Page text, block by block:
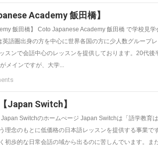
Academy 飯田橋】
飯田橋】 Coto Japanese Academy 飯田橋 で学校見学
語圏出身の方を中心に世界各国の方に少人数グループ
スンで会話中心のレッスンを提供しております。20代後
メインですが、大学...
Japan Switch】
Switchのホームぺージ Japan Switchは「語学教育
理念のもとに低価格の日本語レッスンを提供する事業です
初歩的な日常会話の域から出るのに苦しんでいます。また